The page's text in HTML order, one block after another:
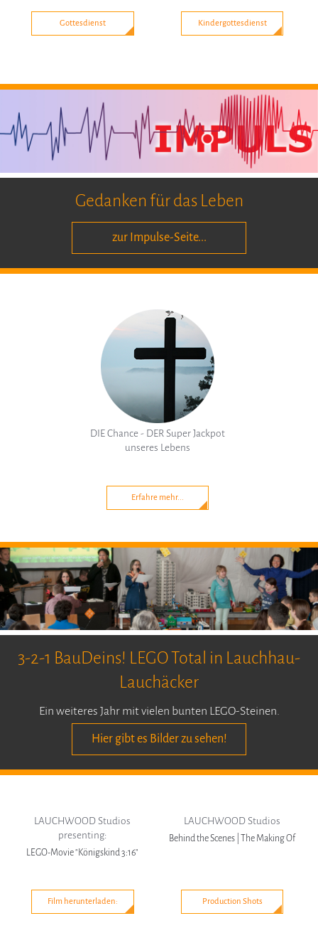
Gottesdienst Kindergottesdienst
Gedanken für das Leben
zur Impulse-Seite...
DIE Chance - DER Super Jackpot
unseres Lebens
Erfahre mehr...
3-2-1 BauDeins! LEGO Total in Lauchhau-
Lauchäcker
Ein weiteres Jahr mit vielen bunten LEGO-Steinen.
Hier gibt es Bilder zu sehen!
LAUCHWOOD Studios
presenting:
LEGO-Movie "Königskind 3:16"
Film herunterladen:
LAUCHWOOD Studios
Behind the Scenes | The Making Of
Production Shots